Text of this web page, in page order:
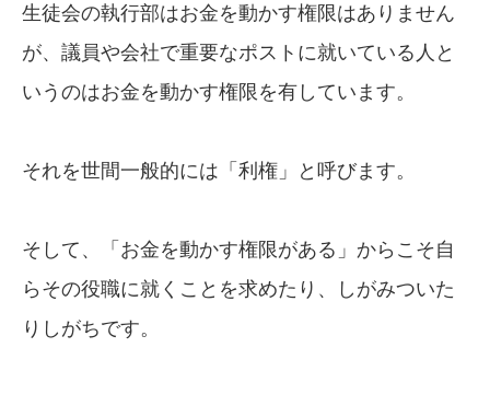
生徒会の執行部はお金を動かす権限はありません
が、議員や会社で重要なポストに就いている人と
いうのはお金を動かす権限を有しています。
それを世間一般的には「利権」と呼びます。
そして、「お金を動かす権限がある」からこそ自
らその役職に就くことを求めたり、しがみついた
りしがちです。